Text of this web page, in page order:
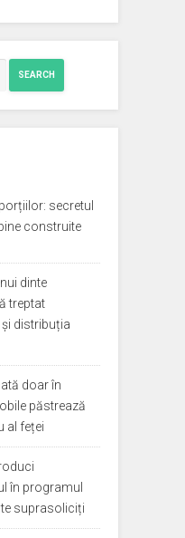
SEARCH
secretul
construite
dinte
treptat
distribuția
doar în
păstrează
al feței
în programul
suprasoliciți